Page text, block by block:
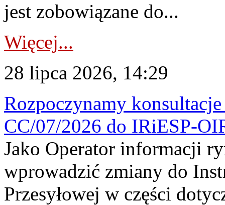
jest zobowiązane do...
Więcej...
28 lipca 2026, 14:29
Rozpoczynamy
CC/07/2026 do IRiESP-
Jako Operator informacji
wprowadzić zmiany do
Przesyłowej w części